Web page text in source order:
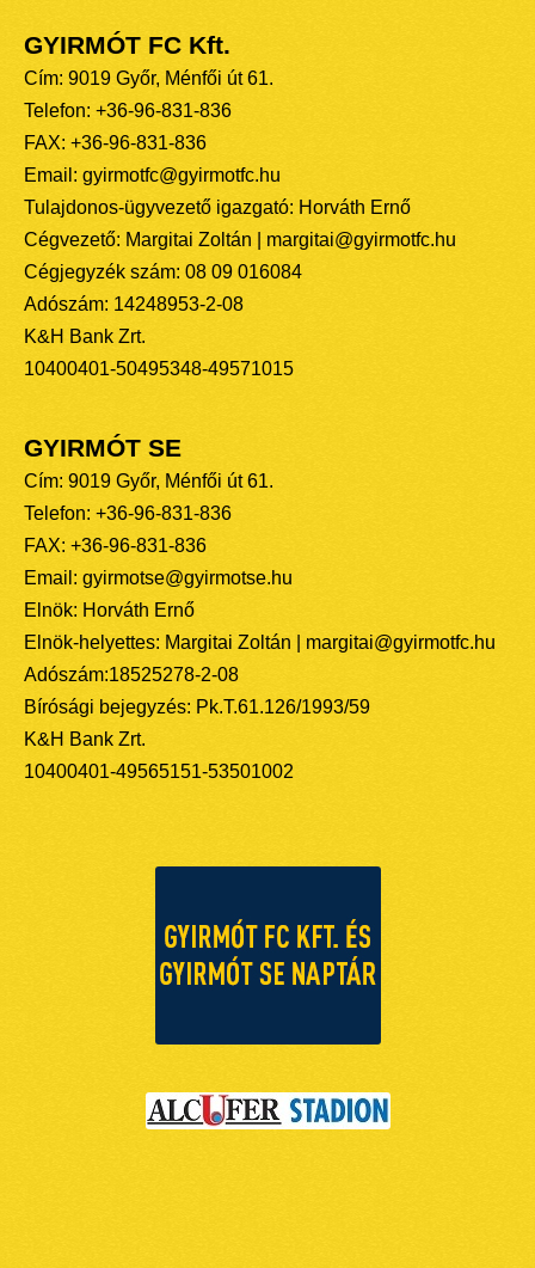
GYIRMÓT FC Kft.
Cím: 9019 Győr, Ménfői út 61.
Telefon: +36-96-831-836
FAX: +36-96-831-836
Email: gyirmotfc@gyirmotfc.hu
Tulajdonos-ügyvezető igazgató: Horváth Ernő
Cégvezető: Margitai Zoltán | margitai@gyirmotfc.hu
Cégjegyzék szám: 08 09 016084
Adószám: 14248953-2-08
K&H Bank Zrt.
10400401-50495348-49571015
GYIRMÓT SE
Cím: 9019 Győr, Ménfői út 61.
Telefon: +36-96-831-836
FAX: +36-96-831-836
Email: gyirmotse@gyirmotse.hu
Elnök: Horváth Ernő
Elnök-helyettes: Margitai Zoltán | margitai@gyirmotfc.hu
Adószám:18525278-2-08
Bírósági bejegyzés: Pk.T.61.126/1993/59
K&H Bank Zrt.
10400401-49565151-53501002